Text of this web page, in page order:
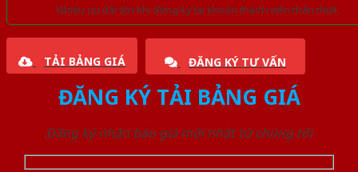
Nhiều ưu đãi lớn khi đăng ký tài khoản thành viên thân thiết
TẢI BẢNG GIÁ ĐĂNG KÝ TƯ VẤN
ĐĂNG KÝ TẢI BẢNG GIÁ
Đăng ký nhận báo giá mới nhất từ chúng tôi